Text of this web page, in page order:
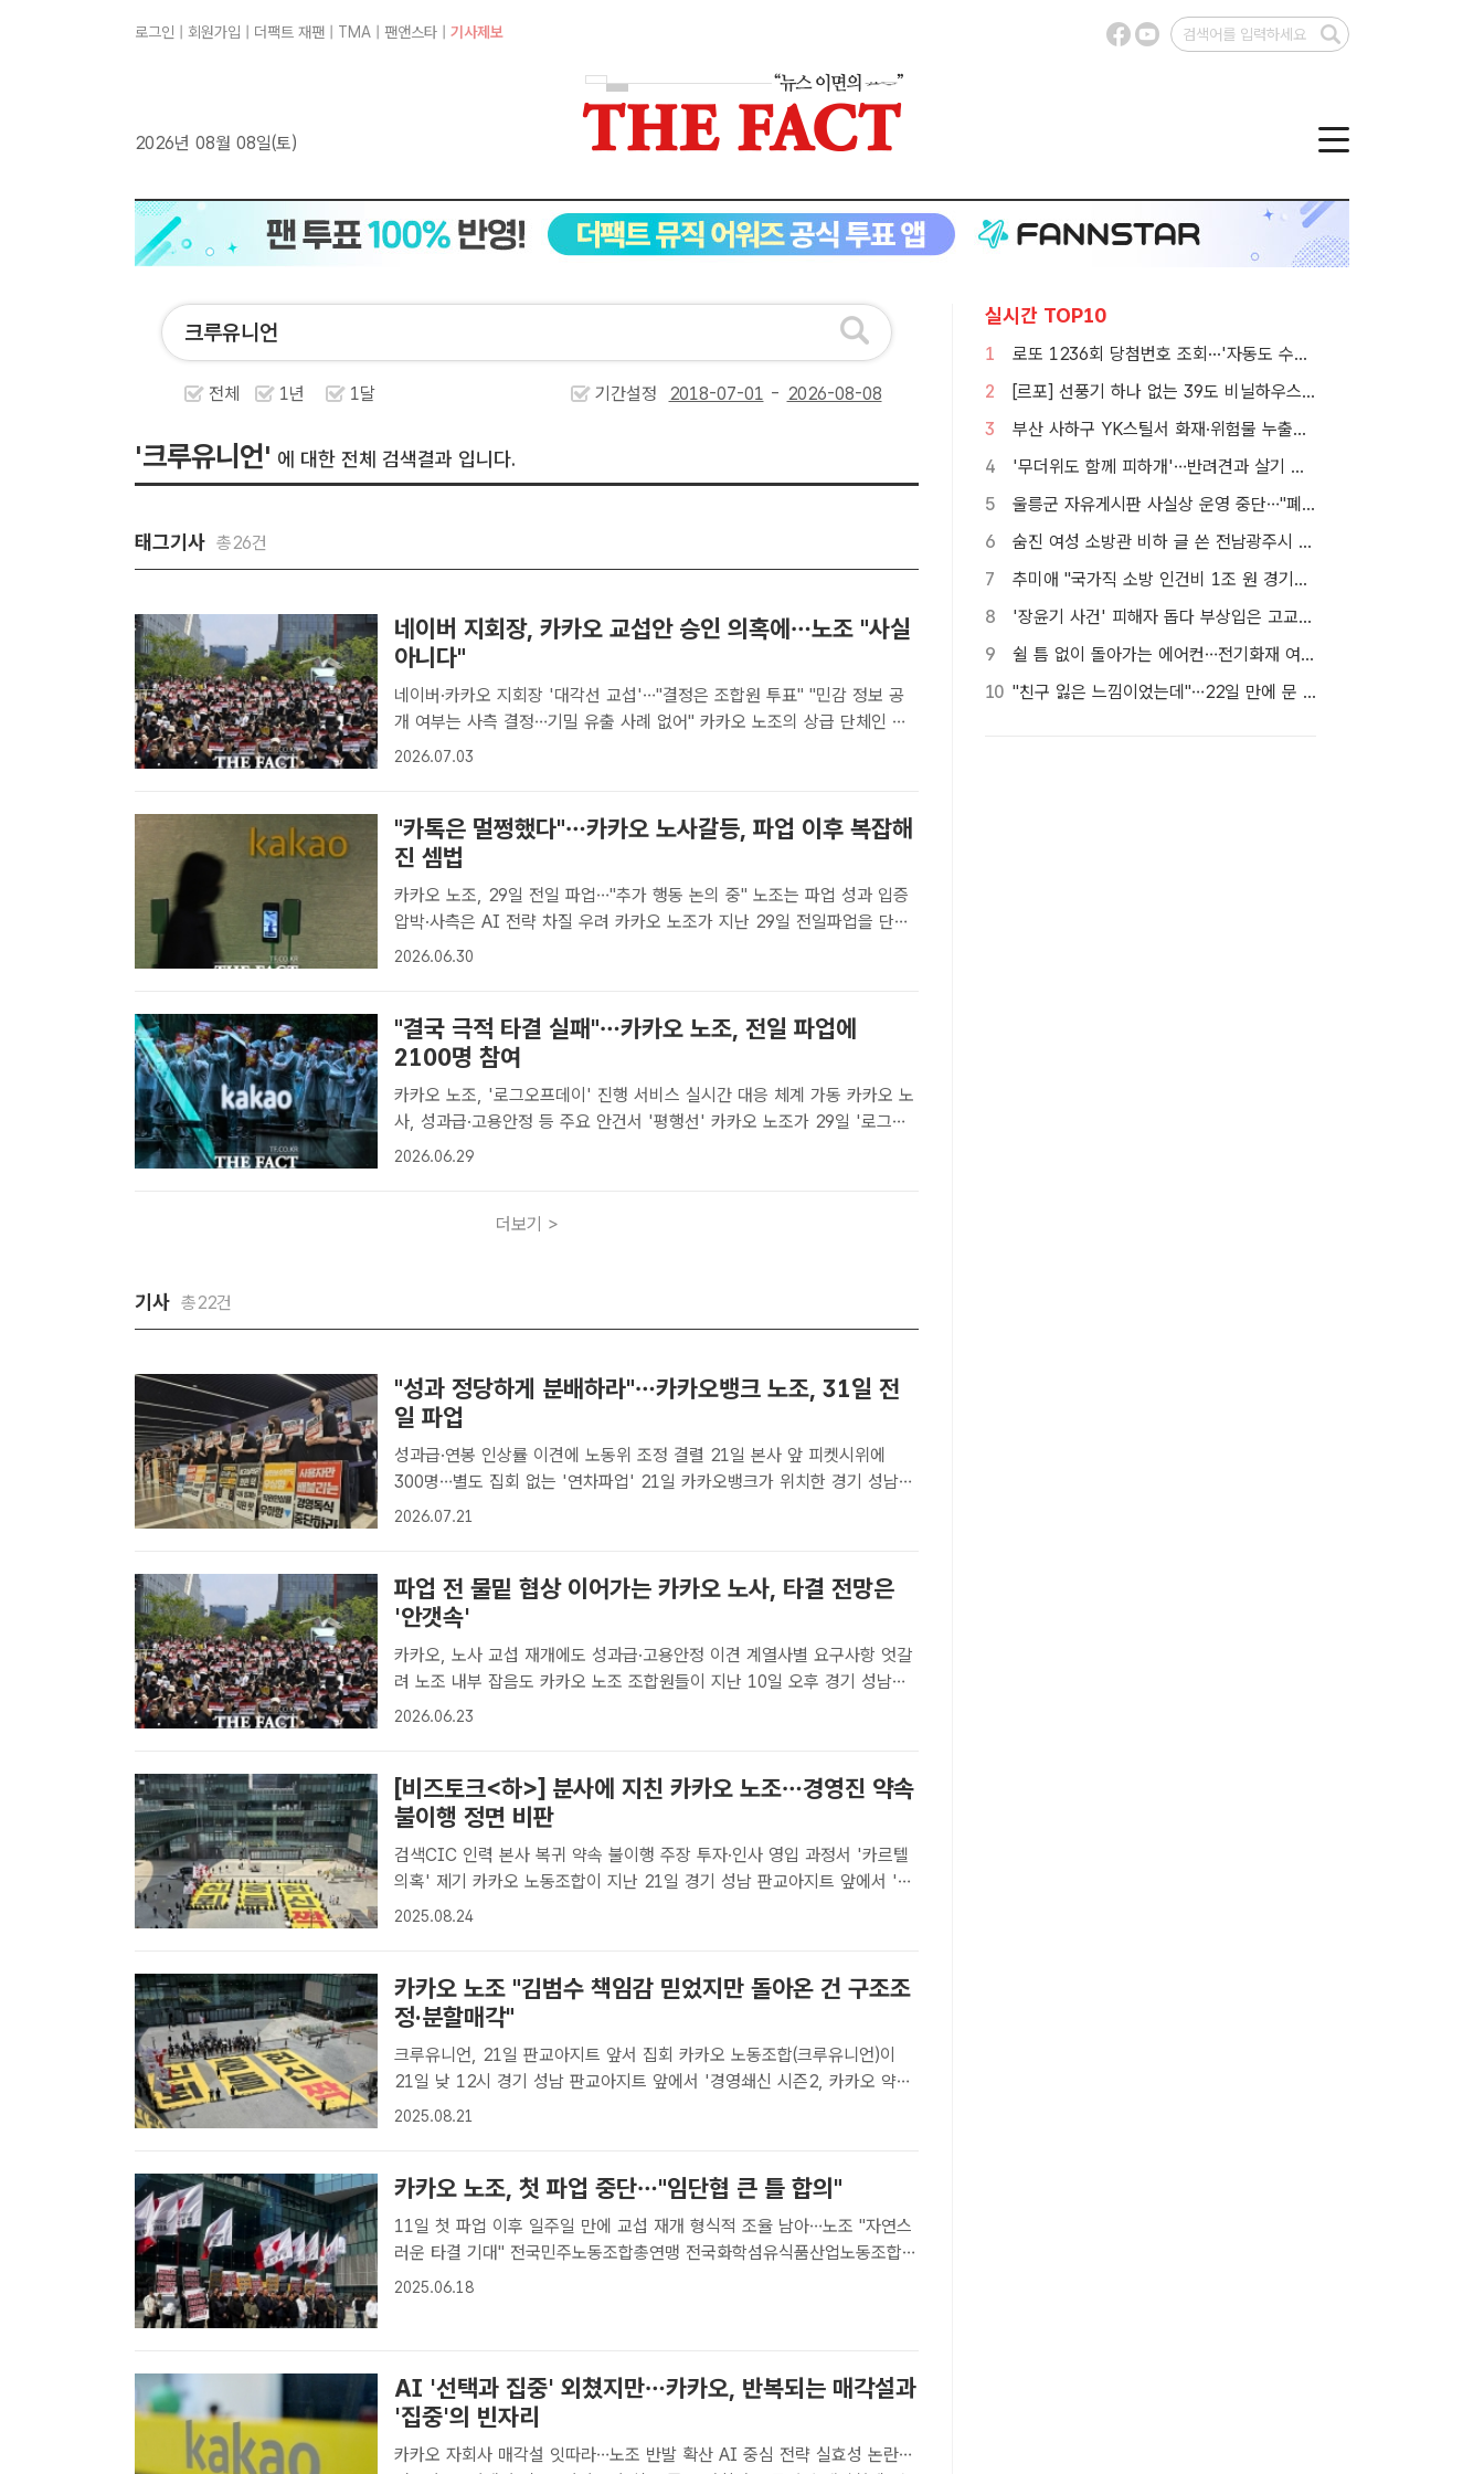
로그인 회원가입 더팩트 재팬 TMA 팬앤스타 기사제보
2026년 08월 08일(토)
전체 1년 1달 기간설정 -
'크루유니언' 에 대한 전체 검색결과 입니다.
태그기사 총26건
네이버 지회장, 카카오 교섭안 승인 의혹에…노조 "사실
아니다"
네이버·카카오 지회장 '대각선 교섭'…"결정은 조합원 투표" "민감 정보 공
개 여부는 사측 결정…기밀 유출 사례 없어" 카카오 노조의 상급 단체인 전
국화학섬유식품노조가 3일 카카오 노사의 최종 교섭안을 경쟁사인 네이버
2026.07.03
"카톡은 멀쩡했다"…카카오 노사갈등, 파업 이후 복잡해
진 셈법
카카오 노조, 29일 전일 파업…"추가 행동 논의 중" 노조는 파업 성과 입증
압박·사측은 AI 전략 차질 우려 카카오 노조가 지난 29일 전일파업을 단행
했다. 노사갈등이 장기화되는 가운데, 양측 모두에 부담감과 피로감이 커지
2026.06.30
"결국 극적 타결 실패"…카카오 노조, 전일 파업에
2100명 참여
카카오 노조, '로그오프데이' 진행 서비스 실시간 대응 체계 가동 카카오 노
사, 성과급·고용안정 등 주요 안건서 '평행선' 카카오 노조가 29일 '로그오
프데이'라는 이름의 전일 연차 파업을 진행했다. /남윤호 기자[더팩트ㅣ최문
2026.06.29
더보기 >
기사 총22건
"성과 정당하게 분배하라"…카카오뱅크 노조, 31일 전
일 파업
성과급·연봉 인상률 이견에 노동위 조정 결렬 21일 본사 앞 피켓시위에
300명…별도 집회 없는 '연차파업' 21일 카카오뱅크가 위치한 경기 성남시
판교테크원에서 카카오 노조 조합원들이 성과급 보상체계를 둘러싼 사측과
2026.07.21
파업 전 물밑 협상 이어가는 카카오 노사, 타결 전망은
'안갯속'
카카오, 노사 교섭 재개에도 성과급·고용안정 이견 계열사별 요구사항 엇갈
려 노조 내부 잡음도 카카오 노조 조합원들이 지난 10일 오후 경기 성남시
유스페이스광장에서 열린 카카오 파업 승리 결의대회에 참석해 구호를 외치
2026.06.23
[비즈토크<하>] 분사에 지친 카카오 노조…경영진 약속
불이행 정면 비판
검색CIC 인력 본사 복귀 약속 불이행 주장 투자·인사 영입 과정서 '카르텔
의혹' 제기 카카오 노동조합이 지난 21일 경기 성남 판교아지트 앞에서 '경
영쇄신 시즌2, 카카오 약속을 지켜라' 집회를 열고 있다. /크루유니언☞<상
2025.08.24
카카오 노조 "김범수 책임감 믿었지만 돌아온 건 구조조
정·분할매각"
크루유니언, 21일 판교아지트 앞서 집회 카카오 노동조합(크루유니언)이
21일 낮 12시 경기 성남 판교아지트 앞에서 '경영쇄신 시즌2, 카카오 약속
을 지켜라' 집회를 열고 있다. /크루유니언[더팩트ㅣ조소현 기자] 카카오 노
2025.08.21
카카오 노조, 첫 파업 중단…"임단협 큰 틀 합의"
11일 첫 파업 이후 일주일 만에 교섭 재개 형식적 조율 남아…노조 "자연스
러운 타결 기대" 전국민주노동조합총연맹 전국화학섬유식품산업노동조합
카카오지회(크루유니언)가 지난 3월 경기 성남 카카오 판교아지트 앞에서
2025.06.18
AI '선택과 집중' 외쳤지만…카카오, 반복되는 매각설과
'집중'의 빈자리
카카오 자회사 매각설 잇따라…노조 반발 확산 AI 중심 전략 실효성 논란…
실시간 TOP10
1
로또 1236회 당첨번호 조회···'자동도 수동도 5명씩 같네'
2
[르포] 선풍기 하나 없는 39도 비닐하우스…이주노동자의 '악몽같은 폭염'
3
부산 사하구 YK스틸서 화재·위험물 누출…소방 대응 1단계 발령
4
'무더위도 함께 피하개'…반려견과 살기 좋은 자치구는 어디
5
울릉군 자유게시판 사실상 운영 중단…"폐쇄" vs "소통창구 지켜야"
6
숨진 여성 소방관 비하 글 쓴 전남광주시 공무원 입건
7
추미애 "국가직 소방 인건비 1조 원 경기도가 대납…재정개혁 시급"
8
'장윤기 사건' 피해자 돕다 부상입은 고교생 의상자 인정
9
쉴 틈 없이 돌아가는 에어컨…전기화재 여름철에 몰린다
10
"친구 잃은 느낌이었는데"…22일 만에 문 연 홈플러스 가보니[TF현장]